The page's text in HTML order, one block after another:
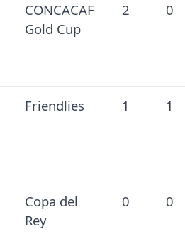
CONCACAF
Gold Cup
2 0
Friendlies 1 1
Copa del
Rey
0 0